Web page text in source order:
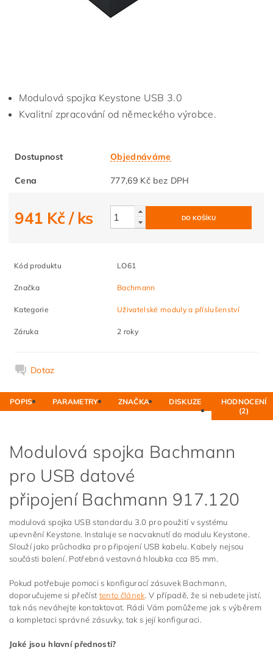
Modulová spojka Keystone USB 3.0
Kvalitní zpracování od německého výrobce.
Dostupnost Objednáváme
Cena 777,69 Kč bez DPH
941 Kč/ ks
Kód produktu LO61
Značka Bachmann
Kategorie Uživatelské moduly a příslušenství
Záruka 2 roky
Dotaz
POPIS PARAMETRY ZNAČKA DISKUZE
HODNOCENÍ
(2)
Modulová spojka Bachmann
pro USB datové
připojení Bachmann 917.120
modulová spojka USB standardu 3.0 pro použití v systému
upevnění Keystone. Instaluje se nacvaknutí do modulu Keystone.
Slouží jako průchodka pro připojení USB kabelu. Kabely nejsou
součásti balení. Potřebná vestavná hloubka cca 85 mm.
Pokud potřebuje pomoci s konfigurací zásuvek Bachmann,
doporučujeme si přečíst tento článek . V případě, že si nebudete jistí,
tak nás neváhejte kontaktovat. Rádi Vám pomůžeme jak s výběrem
a kompletaci správné zásuvky, tak s její konfiguraci.
Jaké jsou hlavní přednosti?